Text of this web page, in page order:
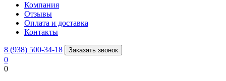
Компания
Отзывы
Оплата и доставка
Контакты
8 (938) 500-34-18 Заказать звонок
0
0